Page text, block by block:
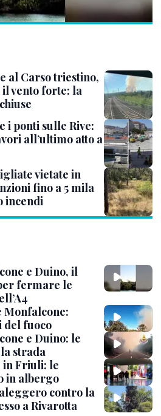
al Carso triestino,
vento forte: la
i ponti sulle Rive:
all’ultimo atto a
vietate in
fino a 5 mila
incendi
e Duino, il
fermare le
Monfalcone:
del fuoco
e Duino: le
strada
in Friuli: le
in albergo
contro la
a Rivarotta